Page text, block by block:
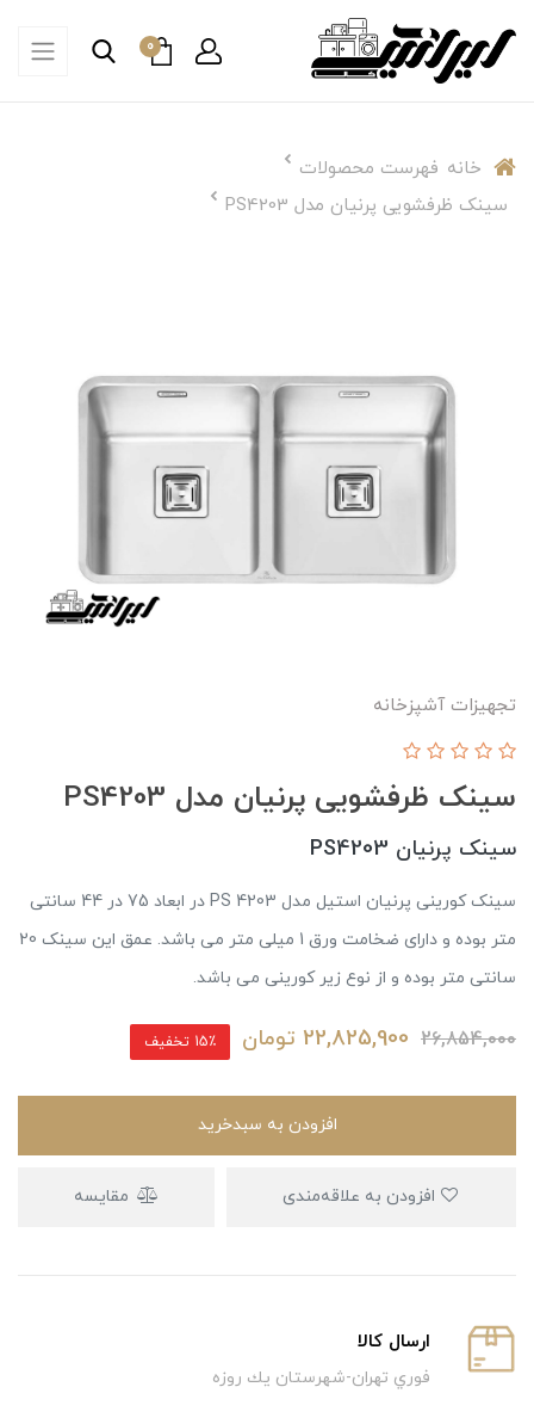
0
خانه فهرست محصولات
سینک ظرفشویی پرنیان مدل PS4203
تجهیزات آشپزخانه
سینک ظرفشویی پرنیان مدل PS4203
سینک پرنیان PS4203
سینک کورینی پرنیان استیل مدل PS 4203 در ابعاد 75 در 44 سانتی
متر بوده و دارای ضخامت ورق 1 میلی متر می باشد. عمق این سینک 20
سانتی متر بوده و از نوع زیر کورینی می باشد.
26,854,000
22,825,900 تومان 15٪ تخفیف
افزودن به سبدخرید
مقایسه
ارسال كالا
فوري تهران-شهرستان يك روزه